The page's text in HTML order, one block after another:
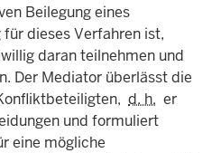
Beilegung eines
dieses Verfahren ist,
daran teilnehmen und
Der Mediator überlässt die
d. h. er
und formuliert
eine mögliche